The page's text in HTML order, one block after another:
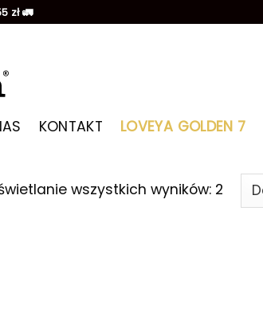
zł 🚛
KONTAKT LOVEYA GOLDEN 7
wszystkich wyników: 2